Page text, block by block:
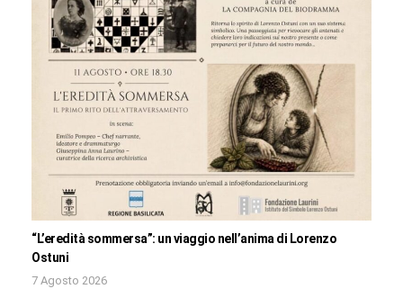
“L’eredità sommersa”: un viaggio nell’anima di Lorenzo
Ostuni
7 Agosto 2026